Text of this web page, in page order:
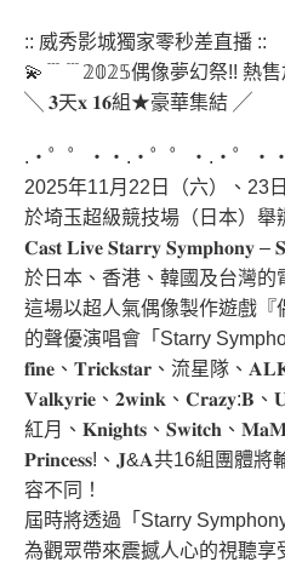
:: 威秀影城獨家零秒差直播 ::
💫﹉﹉𝟚𝟘𝟚𝟝偶像夢幻祭!! 熱售
╲ 𝟑天𝐱 𝟏𝟔組★豪華集結 ╱
.・゜゜・・.・゜゜・.・゜・
2025年11月22日（六）、23
於埼玉超級競技場（日本）舉
𝐂𝐚𝐬𝐭 𝐋𝐢𝐯𝐞 𝐒𝐭𝐚𝐫𝐫𝐲 𝐒𝐲𝐦𝐩𝐡𝐨𝐧𝐲 –
於日本、香港、韓國及台灣的
這場以超人氣偶像製作遊戲『
的聲優演唱會「Starry
𝐟𝐢𝐧𝐞、𝐓𝐫𝐢𝐜𝐤𝐬𝐭𝐚𝐫、流星隊、
𝐕𝐚𝐥𝐤𝐲𝐫𝐢𝐞、𝟐𝐰𝐢𝐧𝐤、𝐂𝐫𝐚𝐳𝐲:𝐁
紅月、𝐊𝐧𝐢𝐠𝐡𝐭𝐬、𝐒𝐰𝐢𝐭𝐜𝐡、𝐌𝐚𝐌
𝐏𝐫𝐢𝐧𝐜𝐞𝐬𝐬!、𝐉&𝐀共16組團體
容不同！
屆時將透過「Starry
為觀眾帶來震撼人心的視聽享